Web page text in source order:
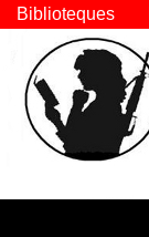
Biblioteques